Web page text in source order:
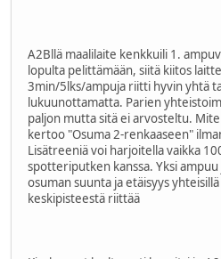
A2Bllä maalilaite kenkkuili 1.
lopulta pelittämään, siitä kiitos
3min/5lks/ampuja riitti hyvin yhtä
lukuunottamatta. Parien
paljon mutta sitä ei arvosteltu.
kertoo "Osuma 2-renkaaseen"
Lisätreeniä voi harjoitella vaikka
spotteriputken kanssa. Yksi
osuman suunta ja etäisyys
keskipisteestä riittää